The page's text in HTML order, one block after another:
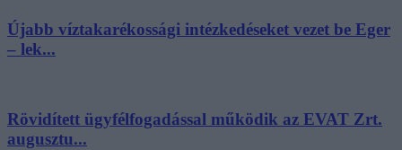
Újabb víztakarékossági intézkedéseket vezet be Eger
– lek...
Rövidített ügyfélfogadással működik az EVAT Zrt.
augusztu...